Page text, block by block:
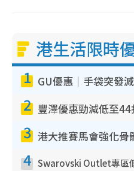
港生活限時
1
2
3
4